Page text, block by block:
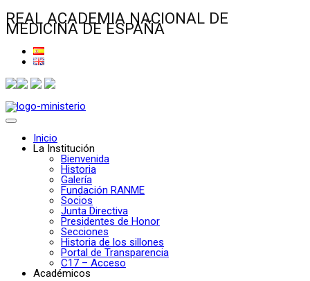
REAL ACADEMIA NACIONAL DE
MEDICINA DE ESPAÑA
Inicio
La Institución
Bienvenida
Historia
Galería
Fundación RANME
Socios
Junta Directiva
Presidentes de Honor
Secciones
Historia de los sillones
Portal de Transparencia
C17 – Acceso
Académicos